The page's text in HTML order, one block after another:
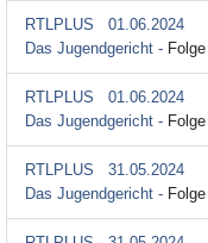
RTLPLUS
01.06.2024
Das Jugendgericht -
RTLPLUS
01.06.2024
Das Jugendgericht -
RTLPLUS
31.05.2024
Das Jugendgericht -